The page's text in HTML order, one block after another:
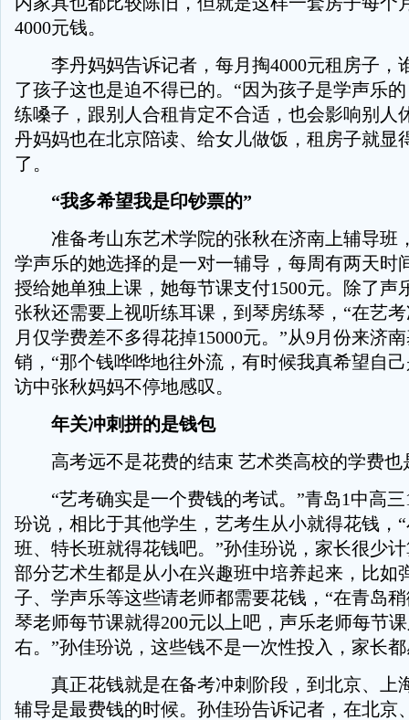
4000元钱。
李丹妈妈告诉记者，每月掏4000元租房子，
了孩子这也是迫不得已的。“因为孩子是学声乐
练嗓子，跟别人合租肯定不合适，也会影响别人
丹妈妈也在北京陪读、给女儿做饭，租房子就显
了。
“我多希望我是印钞票的”
准备考山东艺术学院的张秋在济南上辅导班
学声乐的她选择的是一对一辅导，每周有两天时
授给她单独上课，她每节课支付1500元。除了声
张秋还需要上视听练耳课，到琴房练琴，“在艺
月仅学费差不多得花掉15000元。”从9月份来济
销，“那个钱哗哗地往外流，有时候我真希望自
访中张秋妈妈不停地感叹。
年关冲刺拼的是钱包
高考远不是花费的结束 艺术类高校的学费也
“艺考确实是一个费钱的考试。”青岛1中高三
玢说，相比于其他学生，艺考生从小就得花钱，
班、特长班就得花钱吧。”孙佳玢说，家长很少
部分艺术生都是从小在兴趣班中培养起来，比如
子、学声乐等这些请老师都需要花钱，“在青岛
琴老师每节课就得200元以上吧，声乐老师每节
右。”孙佳玢说，这些钱不是一次性投入，家长
真正花钱就是在备考冲刺阶段，到北京、上
辅导是最费钱的时候。孙佳玢告诉记者，在北京